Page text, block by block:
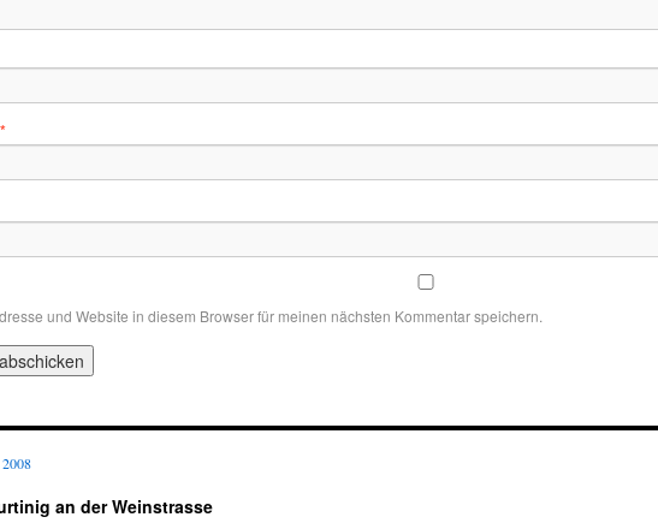
*
und Website in diesem Browser für meinen nächsten Kommentar speichern.
an der Weinstrasse